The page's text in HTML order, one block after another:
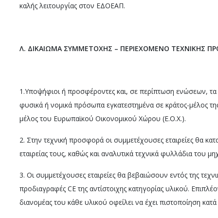
καλής λειτουργίας στον ΕΔΟΕΑΠ.
Λ. ΔΙΚΑΙΩΜΑ ΣΥΜΜΕΤΟΧΗΣ – ΠΕΡΙΕΧΟΜΕΝΟ ΤΕΧΝΙΚΗΣ
1.Υποψήφιοι ή προσφέροντες και, σε περίπτωση ενώσεων,
φυσικά ή νομικά πρόσωπα εγκατεστημένα σε κράτος-μέλος
μέλος του Ευρωπαϊκού Οικονομικού Χώρου (Ε.Ο.Χ.).
2. Στην τεχνική προσφορά οι συμμετέχουσες εταιρείες θα
εταιρείας τους, καθώς και αναλυτικά τεχνικά φυλλάδια του
3. Οι συμμετέχουσες εταιρείες θα βεβαιώσουν εντός της
προδιαγραφές CE της αντίστοιχης κατηγορίας υλικού.
διανομέας του κάθε υλικού οφείλει να έχει πιστοποίηση